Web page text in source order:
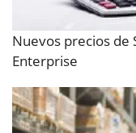
Nuevos precios de
Enterprise